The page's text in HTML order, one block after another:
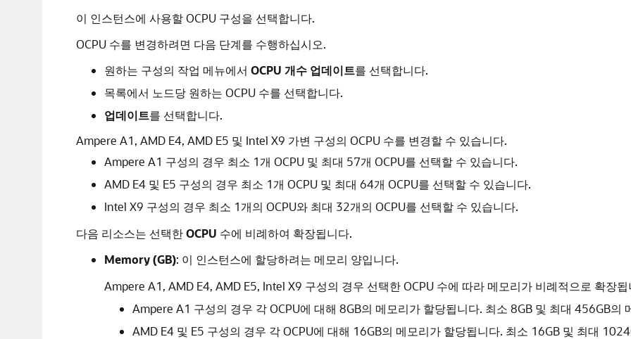
이 인스턴스에 사용할 OCPU 구성을 선택합니다.
OCPU 수를 변경하려면 다음 단계를 수행하십시오.
원하는 구성의 작업 메뉴에서 OCPU 개수 업데이트를 선택합니다.
목록에서 노드당 원하는 OCPU 수를 선택합니다.
업데이트를 선택합니다.
Ampere A1, AMD E4, AMD E5 및 Intel X9 가변 구성의 OCPU 수를 변경할 수 있습니다.
Ampere A1 구성의 경우 최소 1개 OCPU 및 최대 57개 OCPU를 선택할 수 있습니다.
AMD E4 및 E5 구성의 경우 최소 1개 OCPU 및 최대 64개 OCPU를 선택할 수 있습니다.
Intel X9 구성의 경우 최소 1개의 OCPU와 최대 32개의 OCPU를 선택할 수 있습니다.
다음 리소스는 선택한OCPU 수에 비례하여 확장됩니다.
Memory (GB): 이 인스턴스에 할당하려는 메모리 양입니다.
Ampere A1, AMD E4, AMD E5, Intel X9 구성의 경우 선택한 OCPU 수에 따라 메모리가 비례적으로 확장됩
Ampere A1 구성의 경우 각 OCPU에 대해 8GB의 메모리가 할당됩니다. 최소 8GB 및 최대 456GB의
AMD E4 및 E5 구성의 경우 각 OCPU에 대해 16GB의 메모리가 할당됩니다. 최소 16GB 및 최대